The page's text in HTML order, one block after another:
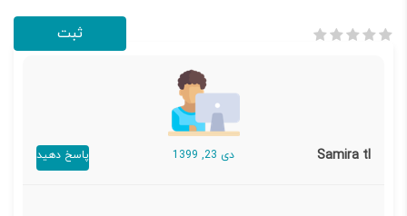
Samira tl دی 23, 1399 پاسخ دهید